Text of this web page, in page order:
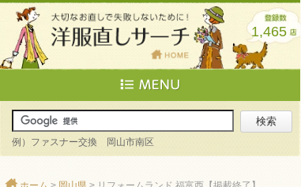
1,465
例）ファスナー交換 岡山市南区